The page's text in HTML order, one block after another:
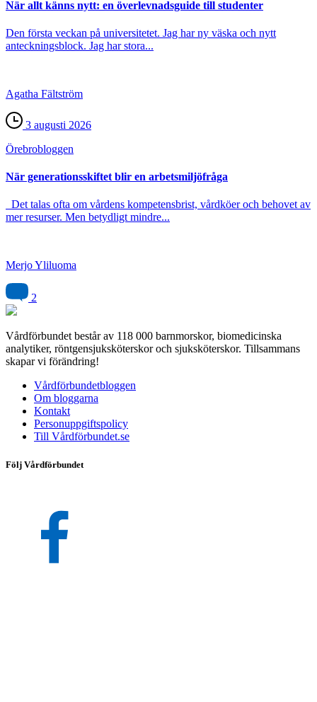
När allt känns nytt: en överlevnadsguide till studenter
Den första veckan på universitetet. Jag har ny väska och nytt
anteckningsblock. Jag har stora...
Agatha Fältström
3 augusti 2026
Örebro­bloggen
När generationsskiftet blir en arbetsmiljöfråga
Det talas ofta om vårdens kompetensbrist, vårdköer och behovet av
mer resurser. Men betydligt mindre...
Merjo Yliluoma
2
Vårdförbundet består av 118 000 barnmorskor, biomedicinska
analytiker, röntgensjuksköterskor och sjuksköterskor. Tillsammans
skapar vi förändring!
Vårdförbundetbloggen
Om bloggarna
Kontakt
Personuppgiftspolicy
Till Vårdförbundet.se
Följ Vårdförbundet